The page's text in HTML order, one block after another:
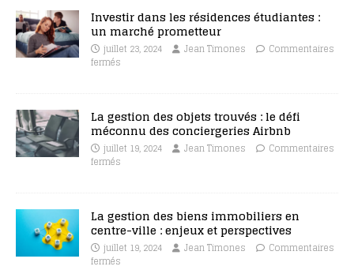
Investir dans les résidences étudiantes :
un marché prometteur
juillet 23, 2024 Jean Timones
Commentaires
fermés
La gestion des objets trouvés : le défi
méconnu des conciergeries Airbnb
juillet 19, 2024 Jean Timones
Commentaires
fermés
La gestion des biens immobiliers en
centre-ville : enjeux et perspectives
juillet 19, 2024 Jean Timones
Commentaires
fermés